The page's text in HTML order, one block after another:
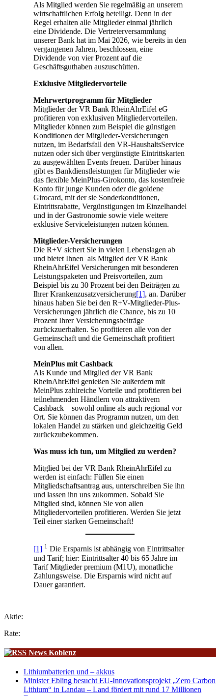
Als Mitglied werden Sie regelmäßig an unserem
wirtschaftlichen Erfolg beteiligt. Denn in der
Regel erhalten alle Mitglieder einmal jährlich
eine Dividende. Die Vertreterversammlung
unserer Bank hat im Mai 2026, wie bereits in den
vergangenen Jahren, beschlossen, eine
Dividende von vier Prozent auf die
Geschäftsguthaben auszuschütten.
Exklusive Mitgliedervorteile
Mehrwertprogramm für Mitglieder
Mitglieder der VR Bank RheinAhrEifel eG
profitieren von exklusiven Mitgliedervorteilen.
Mitglieder können zum Beispiel die günstigen
Konditionen der Mitglieder-Versicherungen
nutzen, im Bedarfsfall den VR-HaushaltsService
nutzen oder sich über vergünstigte Eintrittskarten
zu ausgewählten Events freuen. Darüber hinaus
gibt es Bankdienstleistungen für Mitglieder wie
das flexible MeinPlus-Girokonto, das kostenfreie
Konto für junge Kunden oder die goldene
Girocard, mit der sie Sonderkonditionen,
Eintrittsrabatte, Vergünstigungen im Einzelhandel
und in der Gastronomie sowie viele weitere
exklusive Serviceleistungen nutzen können.
Mitglieder-Versicherungen
Die R+V sichert Sie in vielen Lebenslagen ab
und bietet Ihnen als Mitglied der VR Bank
RheinAhrEifel Versicherungen mit besonderen
Leistungspaketen und Preisvorteilen, zum
Beispiel bis zu 30 Prozent bei den Beiträgen zu
Ihrer Krankenzusatzversicherung[1], an. Darüber
hinaus haben Sie bei den R+V-Mitglieder-Plus-
Versicherungen jährlich die Chance, bis zu 10
Prozent Ihrer Versicherungsbeiträge
zurückzuerhalten. So profitieren alle von der
Gemeinschaft und die Gemeinschaft profitiert
von allen.
MeinPlus mit Cashback
Als Kunde und Mitglied der VR Bank
RheinAhrEifel genießen Sie außerdem mit
MeinPlus zahlreiche Vorteile und profitieren bei
teilnehmenden Händlern von attraktivem
Cashback – sowohl online als auch regional vor
Ort. Sie können das Programm nutzen, um den
lokalen Handel zu stärken und gleichzeitig Geld
zurückzubekommen.
Was muss ich tun, um Mitglied zu werden?
Mitglied bei der VR Bank RheinAhrEifel zu
werden ist einfach: Füllen Sie einen
Mitgliedschaftsantrag aus, unterschreiben Sie ihn
und lassen ihn uns zukommen. Sobald Sie
Mitglied sind, können Sie von allen
Mitgliedervorteilen profitieren. Werden Sie jetzt
Teil einer starken Gemeinschaft!
[1] 1 Die Ersparnis ist abhängig von Eintrittsalter
und Tarif; hier: Eintrittsalter 40 bis 65 Jahre im
Tarif Mitglieder premium (M1U), monatliche
Zahlungsweise. Die Ersparnis wird nicht auf
Dauer garantiert.
Aktie:
Rate:
News Koblenz
Lithiumbatterien und – akkus
Minister Ebling besucht EU-Innovationsprojekt „Zero Carbon
Lithium“ in Landau – Land fördert mit rund 17 Millionen